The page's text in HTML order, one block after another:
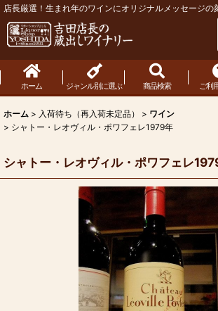
店長厳選！生まれ年のワインにオリジナルメッセージの
ホーム ジャンル別に選ぶ 商品検索 ご利
ホーム > 入荷待ち（再入荷未定品） > ワイン
> シャトー・レオヴィル・ポワフェレ1979年
シャトー・レオヴィル・ポワフェレ